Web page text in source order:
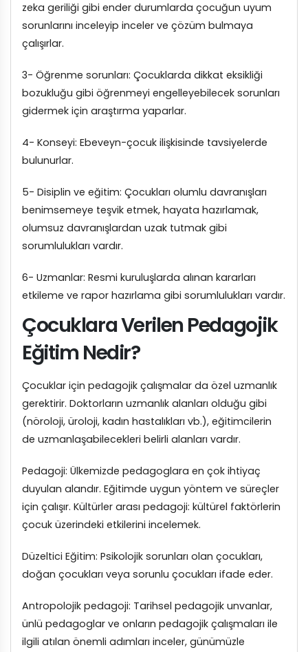
zeka geriliği gibi ender durumlarda çocuğun uyum
sorunlarını inceleyip inceler ve çözüm bulmaya
çalışırlar.
3- Öğrenme sorunları: Çocuklarda dikkat eksikliği
bozukluğu gibi öğrenmeyi engelleyebilecek sorunları
gidermek için araştırma yaparlar.
4- Konseyi: Ebeveyn-çocuk ilişkisinde tavsiyelerde
bulunurlar.
5- Disiplin ve eğitim: Çocukları olumlu davranışları
benimsemeye teşvik etmek, hayata hazırlamak,
olumsuz davranışlardan uzak tutmak gibi
sorumlulukları vardır.
6- Uzmanlar: Resmi kuruluşlarda alınan kararları
etkileme ve rapor hazırlama gibi sorumlulukları vardır.
Çocuklara Verilen Pedagojik
Eğitim Nedir?
Çocuklar için pedagojik çalışmalar da özel uzmanlık
gerektirir. Doktorların uzmanlık alanları olduğu gibi
(nöroloji, üroloji, kadın hastalıkları vb.), eğitimcilerin
de uzmanlaşabilecekleri belirli alanları vardır.
Pedagoji: Ülkemizde pedagoglara en çok ihtiyaç
duyulan alandır. Eğitimde uygun yöntem ve süreçler
için çalışır. Kültürler arası pedagoji: kültürel faktörlerin
çocuk üzerindeki etkilerini incelemek.
Düzeltici Eğitim: Psikolojik sorunları olan çocukları,
doğan çocukları veya sorunlu çocukları ifade eder.
Antropolojik pedagoji: Tarihsel pedagojik unvanlar,
ünlü pedagoglar ve onların pedagojik çalışmaları ile
ilgili atılan önemli adımları inceler, günümüzle